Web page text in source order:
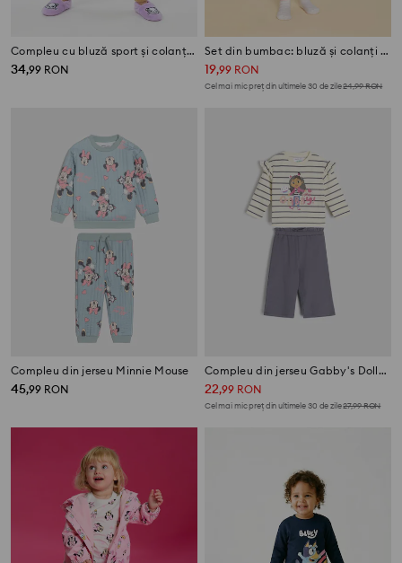
Compleu cu bluză sport și colanți Kitty Kotty
34,99 RON
Set din bumbac: bluză și colanți Mini Smiley®
19,99 RON
Cel mai mic preț din ultimele 30 de zile24,99RON
Compleu din jerseu Minnie Mouse
45,99 RON
Compleu din jerseu Gabby's Dollhouse
22,99 RON
Cel mai mic preț din ultimele 30 de zile27,99RON